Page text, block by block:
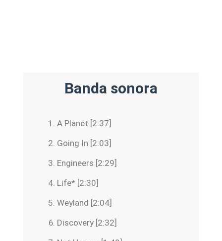
Banda sonora
A Planet [2:37]
Going In [2:03]
Engineers [2:29]
Life* [2:30]
Weyland [2:04]
Discovery [2:32]